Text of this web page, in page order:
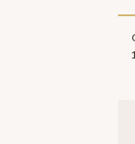
Ognuna misura